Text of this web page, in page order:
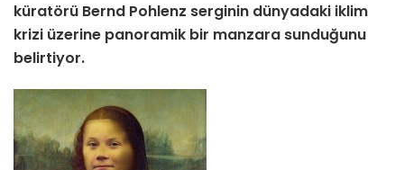
küratörü Bernd Pohlenz serginin dünyadaki iklim
krizi üzerine panoramik bir manzara sunduğunu
belirtiyor.